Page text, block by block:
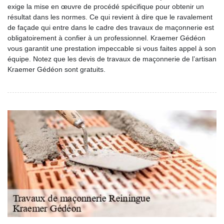
exige la mise en œuvre de procédé spécifique pour obtenir un
résultat dans les normes. Ce qui revient à dire que le ravalement
de façade qui entre dans le cadre des travaux de maçonnerie est
obligatoirement à confier à un professionnel. Kraemer Gédéon
vous garantit une prestation impeccable si vous faites appel à son
équipe. Notez que les devis de travaux de maçonnerie de l’artisan
Kraemer Gédéon sont gratuits.